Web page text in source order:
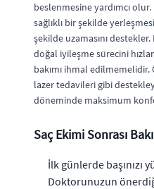
beslenmesine yardımcı
sağlıklı bir şekilde
şekilde uzamasını
doğal iyileşme sürecini
bakımı ihmal
lazer tedavileri gibi
döneminde maksimum
Saç Ekimi Sonrası
İlk günlerde başınızı
Doktorunuzun